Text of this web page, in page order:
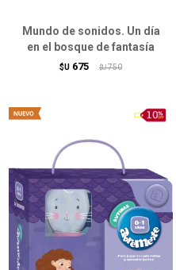
Mundo de sonidos. Un día
en el bosque de fantasía
$U 675 $U 750